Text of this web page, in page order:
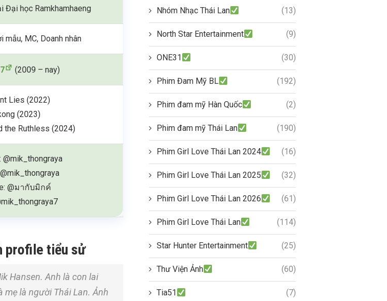
Đại học Ramkhamhaeng
mẫu, MC, Doanh nhân
(2009 – nay)
Lies (2022)
(2023)
the Ruthless (2024)
@mik_thongraya
@มากับมิกค์
profile tiểu sử
Hansen. Anh là con lai
là người Thái Lan. Ảnh
Nhóm Nhạc Thái Lan (13)
North Star Entertainment (9)
ONE31 (30)
Phim Đam Mỹ BL (192)
Phim đam mỹ Hàn Quốc (2)
Phim đam mỹ Thái Lan (190)
Phim Girl Love Thái Lan 2024 (16)
Phim Girl Love Thái Lan 2025 (32)
Phim Girl Love Thái Lan 2026 (61)
Phim Girl Love Thái Lan (114)
Star Hunter Entertainment (25)
Thư Viện Ảnh (60)
Tia51 (7)